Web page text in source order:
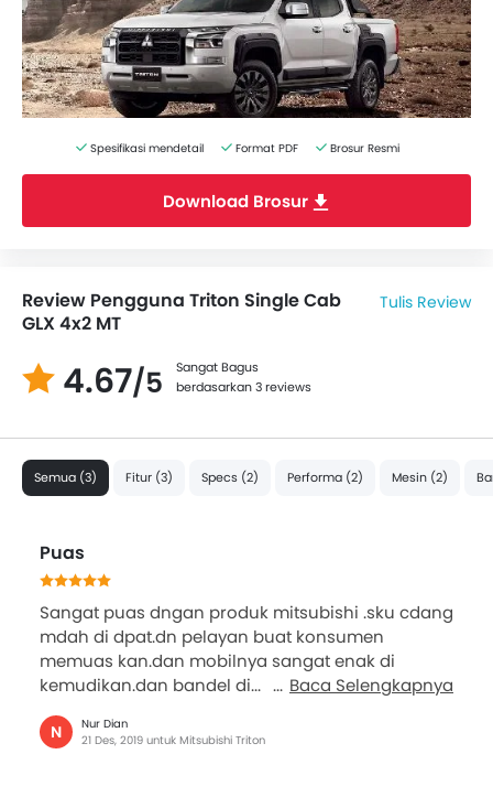
Spesifikasi mendetail Format PDF Brosur Resmi
Download Brosur
Review Pengguna Triton Single Cab
GLX 4x2 MT
Tulis Review
4.67/5
Sangat Bagus
berdasarkan 3 reviews
Semua (3) Fitur (3) Specs (2) Performa (2) Mesin (2)
Puas
Sangat puas dngan produk mitsubishi .sku cdang
mdah di dpat.dn pelayan buat konsumen
memuas kan.dan mobilnya sangat enak di
kemudikan.dan bandel di...
Baca Selengkapnya
N
Nur Dian
21 Des, 2019 untuk Mitsubishi Triton